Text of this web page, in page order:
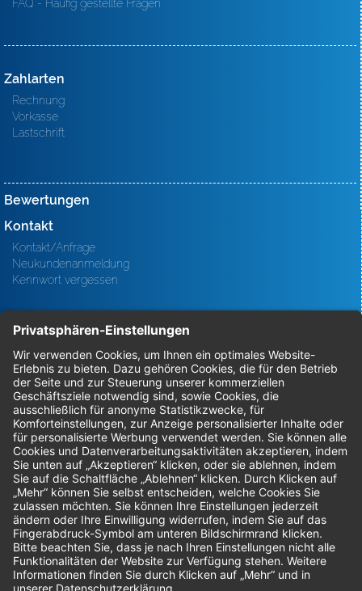
FAQ - Häufig gestellte Fragen
Zahlarten
Rechnung
Vorkasse
Lastschrift
Bewertungen
Kontakt
Kontakt/Anfrage
Neukundenanmeldung
Kennwort vergessen
Bestellungen
Sendung verfolgen
Geprüfter Shop